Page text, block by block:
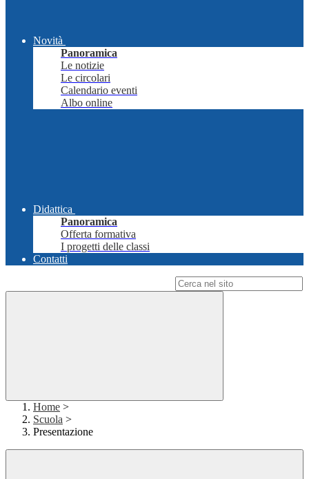
Novità
Panoramica
Le notizie
Le circolari
Calendario eventi
Albo online
Didattica
Panoramica
Offerta formativa
I progetti delle classi
Contatti
Home >
Scuola >
Presentazione